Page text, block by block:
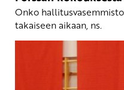
Onko
takaiseen aikaan, ns.